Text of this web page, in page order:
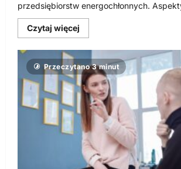
przedsiębiorstw energochłonnych.
Czytaj więcej
się
o
Patronat
Mentora.pl:
Obrót
zielonymi
certyfikatami
z
perspektywy
przedsiębiorstw
energochłonnych,
23
października
2013,
Wrocław
Przeczytano 3 minut